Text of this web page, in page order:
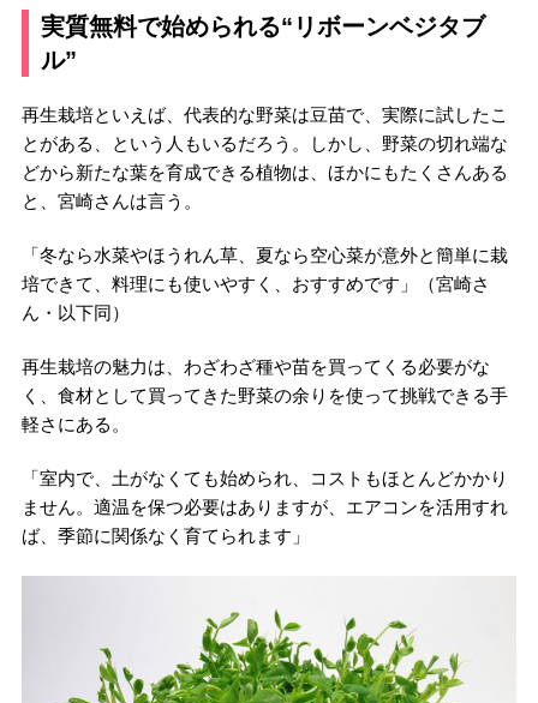
実質無料で始められる“リボーンベジタブ
ル”
再生栽培といえば、代表的な野菜は豆苗で、実際に試したこ
とがある、という人もいるだろう。しかし、野菜の切れ端な
どから新たな葉を育成できる植物は、ほかにもたくさんある
と、宮崎さんは言う。
「冬なら水菜やほうれん草、夏なら空心菜が意外と簡単に栽
培できて、料理にも使いやすく、おすすめです」（宮崎さ
ん・以下同）
再生栽培の魅力は、わざわざ種や苗を買ってくる必要がな
く、食材として買ってきた野菜の余りを使って挑戦できる手
軽さにある。
「室内で、土がなくても始められ、コストもほとんどかかり
ません。適温を保つ必要はありますが、エアコンを活用すれ
ば、季節に関係なく育てられます」